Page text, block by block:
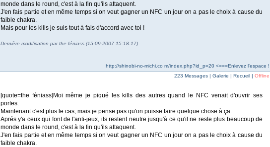
monde dans le round, c'est à la fin qu'ils attaquent.
J'en fais partie et en même temps si on veut gagner un NFC un jour on a pas le choix à cause du
faible chakra.
Mais pour les kills je suis tout à fais d'accord avec toi !
Dernière modification par the féniass (15-09-2007 15:18:17)
http://shinobi-no-michi.co m/index.php?id_p=20 <===Enlevez l'espace !
223 Messages | Galerie | Recueil | Offline
[quote=the féniass]Moi même je piqué les kills des autres quand le NFC venait d'ouvrir ses
portes.
Maintenant c'est plus le cas, mais je pense pas qu'on puisse faire quelque chose à ça.
Aprés y'a ceux qui font de l'anti-jeux, ils restent neutre jusqu'à ce qu'il ne reste plus beaucoup de
monde dans le round, c'est à la fin qu'ils attaquent.
J'en fais partie et en même temps si on veut gagner un NFC un jour on a pas le choix à cause du
faible chakra.